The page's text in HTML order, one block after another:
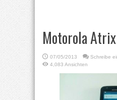
Motorola
07/05/2013
Schreibe
4,083 Ansichten